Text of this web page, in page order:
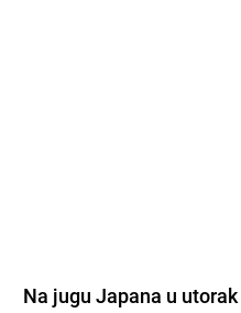
Na jugu Japana u